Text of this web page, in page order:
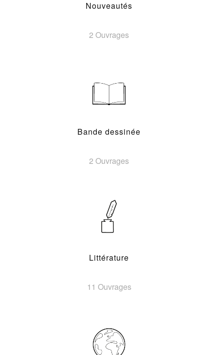
Nouveautés
2 Ouvrages
Bande dessinée
2 Ouvrages
Littérature
11 Ouvrages